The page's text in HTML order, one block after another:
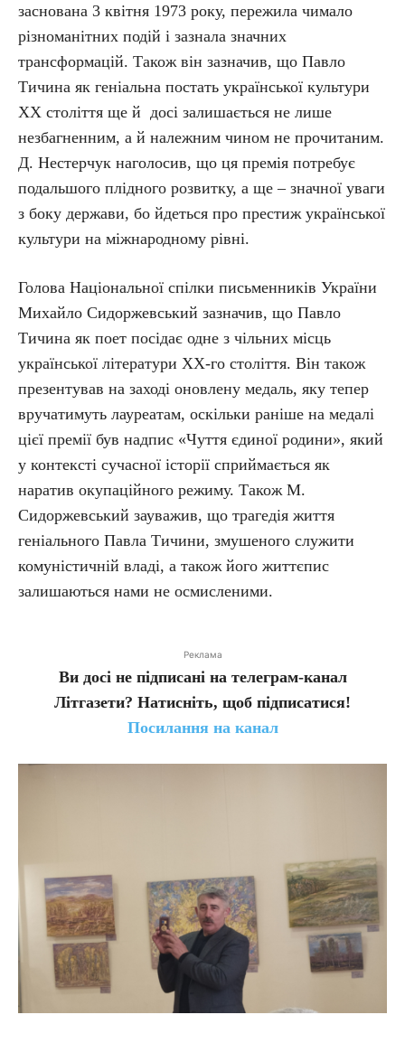
заснована 3 квітня 1973 року, пережила чимало
різноманітних подій і зазнала значних
трансформацій. Також він зазначив, що Павло
Тичина як геніальна постать української культури
XX століття ще й досі залишається не лише
незбагненним, а й належним чином не прочитаним.
Д. Нестерчук наголосив, що ця премія потребує
подальшого плідного розвитку, а ще – значної уваги
з боку держави, бо йдеться про престиж української
культури на міжнародному рівні.
Голова Національної спілки письменників України
Михайло Сидоржевський зазначив, що Павло
Тичина як поет посідає одне з чільних місць
української літератури ХХ-го століття. Він також
презентував на заході оновлену медаль, яку тепер
вручатимуть лауреатам, оскільки раніше на медалі
цієї премії був надпис «Чуття єдиної родини», який
у контексті сучасної історії сприймається як
наратив окупаційного режиму. Також М.
Сидоржевський зауважив, що трагедія життя
геніального Павла Тичини, змушеного служити
комуністичній владі, а також його життєпис
залишаються нами не осмисленими.
Реклама
Ви досі не підписані на телеграм-канал
Літгазети? Натисніть, щоб підписатися!
Посилання на канал